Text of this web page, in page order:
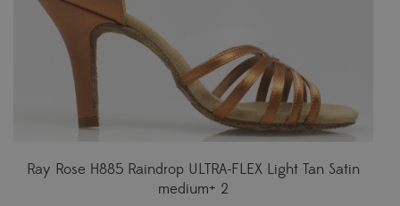
Ray Rose H885 Raindrop ULTRA-FLEX Light Tan Satin
medium+ 2